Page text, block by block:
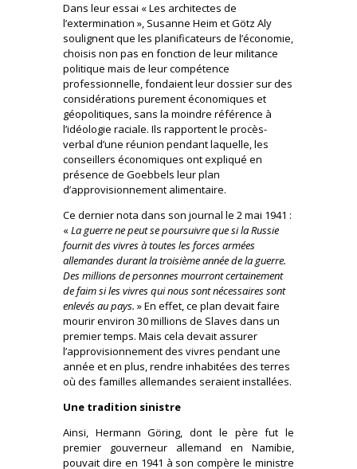
Dans leur essai « Les architectes de
l’extermination », Susanne Heim et Götz Aly
soulignent que les planificateurs de l’économie,
choisis non pas en fonction de leur militance
politique mais de leur compétence
professionnelle, fondaient leur dossier sur des
considérations purement économiques et
géopolitiques, sans la moindre référence à
l’idéologie raciale. Ils rapportent le procès-
verbal d’une réunion pendant laquelle, les
conseillers économiques ont expliqué en
présence de Goebbels leur plan
d’approvisionnement alimentaire.
Ce dernier nota dans son journal le 2 mai 1941 :
«La guerre ne peut se poursuivre que si la Russie
fournit des vivres à toutes les forces armées
allemandes durant la troisième année de la guerre.
Des millions de personnes mourront certainement
de faim si les vivres qui nous sont nécessaires sont
enlevés au pays. » En effet, ce plan devait faire
mourir environ 30 millions de Slaves dans un
premier temps. Mais cela devait assurer
l’approvisionnement des vivres pendant une
année et en plus, rendre inhabitées des terres
où des familles allemandes seraient installées.
Une tradition sinistre
Ainsi, Hermann Göring, dont le père fut le
premier gouverneur allemand en Namibie,
pouvait dire en 1941 à son compère le ministre